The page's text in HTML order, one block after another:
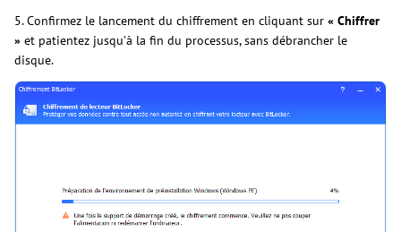
5. Confirmez le lancement du chiffrement en cliquant sur « Chiffrer
» et patientez jusqu'à la fin du processus, sans débrancher le
disque.